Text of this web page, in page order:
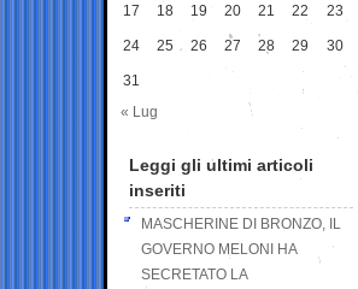
17 18 19 20 21 22 23
24 25 26 27 28 29 30
31
« Lug
Leggi gli ultimi articoli
inseriti
MASCHERINE DI BRONZO, IL
GOVERNO MELONI HA
SECRETATO LA